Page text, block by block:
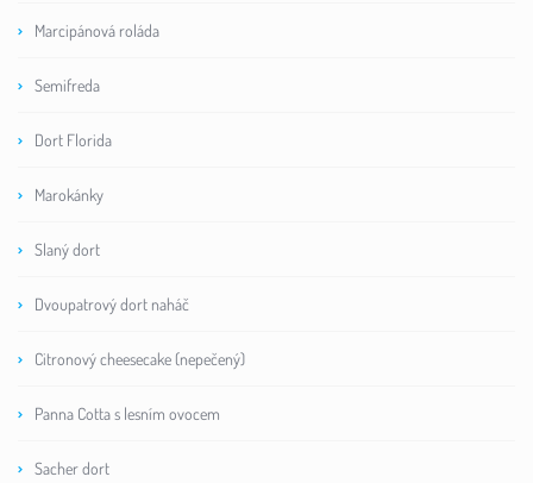
Marcipánová roláda
Semifreda
Dort Florida
Marokánky
Slaný dort
Dvoupatrový dort naháč
Citronový cheesecake (nepečený)
Panna Cotta s lesním ovocem
Sacher dort